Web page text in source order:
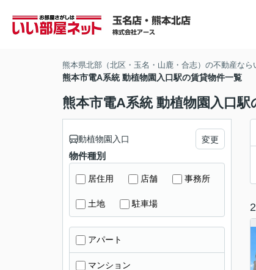
熊本県北部（北区・玉名・山鹿・合志）の不動産な
熊本市電A系統 動植物園入口駅の賃貸物件一覧
熊本市電A系統 動植物園入口駅
動植物園入口 変更
物件種別
居住用 店舗 事務所
土地 駐車場
アパート
マンション